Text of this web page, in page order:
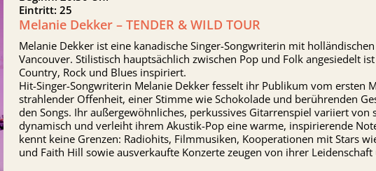
Eintritt: 25
Melanie Dekker – TENDER & WILD TOUR
Melanie Dekker ist eine kanadische Singer-Songwriterin mit
Vancouver. Stilistisch hauptsächlich zwischen Pop und Folk angesiedelt
Country, Rock und Blues inspiriert.
Hit-Singer-Songwriterin Melanie Dekker fesselt ihr Publikum vom ersten
strahlender Offenheit, einer Stimme wie Schokolade und berührenden
den Songs. Ihr außergewöhnliches, perkussives Gitarrenspiel variiert von
dynamisch und verleiht ihrem Akustik-Pop eine warme, inspirierende
kennt keine Grenzen: Radiohits, Filmmusiken, Kooperationen mit Stars
und Faith Hill sowie ausverkaufte Konzerte zeugen von ihrer Leidenschaft